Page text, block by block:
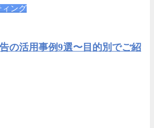
ィング
の活用事例9選〜目的別でご紹